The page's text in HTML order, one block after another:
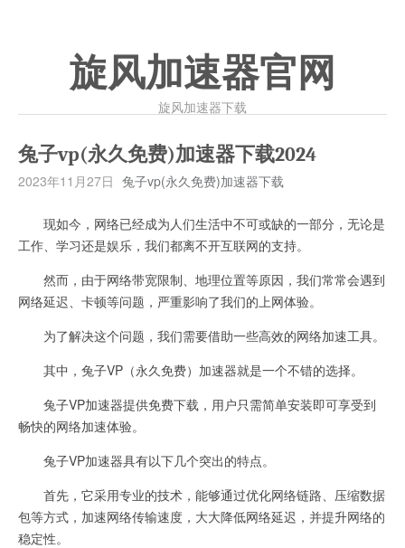
旋风加速器官网
旋风加速器下载
兔子vp(永久免费)加速器下载2024
2023年11月27日 兔子vp(永久免费)加速器下载
现如今，网络已经成为人们生活中不可或缺的一部分，无论是
工作、学习还是娱乐，我们都离不开互联网的支持。
然而，由于网络带宽限制、地理位置等原因，我们常常会遇到
网络延迟、卡顿等问题，严重影响了我们的上网体验。
为了解决这个问题，我们需要借助一些高效的网络加速工具。
其中，兔子VP（永久免费）加速器就是一个不错的选择。
兔子VP加速器提供免费下载，用户只需简单安装即可享受到
畅快的网络加速体验。
兔子VP加速器具有以下几个突出的特点。
首先，它采用专业的技术，能够通过优化网络链路、压缩数据
包等方式，加速网络传输速度，大大降低网络延迟，并提升网络的
稳定性。